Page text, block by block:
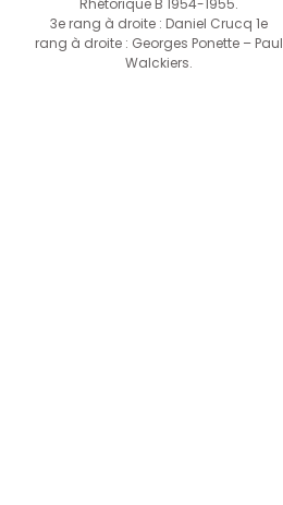
3e rang à droite : Daniel Crucq 1e
rang à droite : Georges Ponette – Paul
Walckiers.